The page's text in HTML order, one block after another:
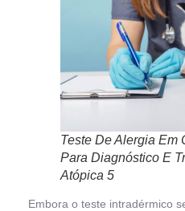
Teste De Alergia Em
Para Diagnóstico E
Atópica 5
Embora o teste intradérmico